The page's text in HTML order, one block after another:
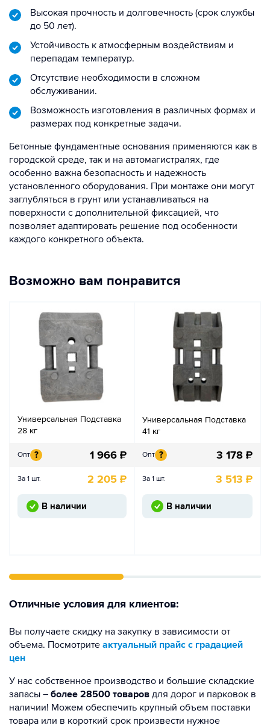
Высокая прочность и долговечность (срок службы
до 50 лет).
Устойчивость к атмосферным воздействиям и
перепадам температур.
Отсутствие необходимости в сложном
обслуживании.
Возможность изготовления в различных формах и
размерах под конкретные задачи.
Бетонные фундаментные основания применяются как в
городской среде, так и на автомагистралях, где
особенно важна безопасность и надежность
установленного оборудования. При монтаже они могут
заглубляться в грунт или устанавливаться на
поверхности с дополнительной фиксацией, что
позволяет адаптировать решение под особенности
каждого конкретного объекта.
Возможно вам понравится
Универсальная Подставка
28 кг
Опт ? 1 966 ₽
За 1 шт. 2 205 ₽
В наличии
Универсальная Подставка
41 кг
Опт ? 3 178 ₽
За 1 шт. 3 513 ₽
В наличии
Отличные условия для клиентов:
Вы получаете скидку на закупку в зависимости от
объема. Посмотрите актуальный прайс с градацией
цен
У нас собственное производство и большие складские
запасы – более 28500 товаров для дорог и парковок в
наличии! Можем обеспечить крупный объем поставки
товара или в короткий срок произвести нужное